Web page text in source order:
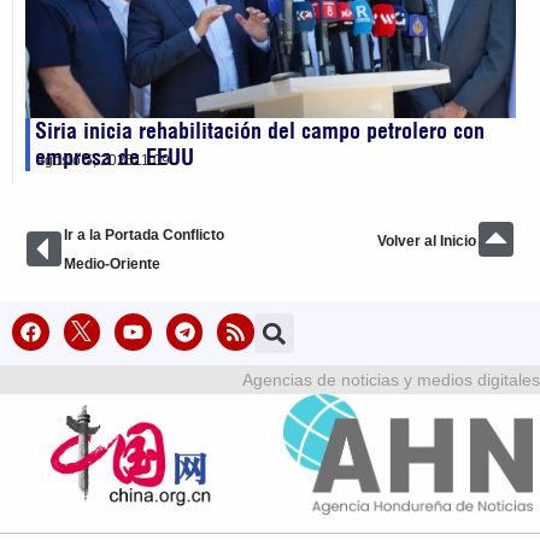
Siria inicia rehabilitación del campo petrolero con
empresa de EEUU
agosto 5, 202611:09
Ir a la Portada Conflicto
Medio-Oriente
Volver al Inicio
Agencias de noticias y medios digitales